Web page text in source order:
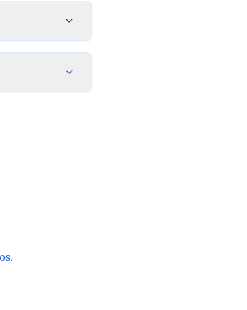
É uma ótima alternativa gratuita, semelhante a